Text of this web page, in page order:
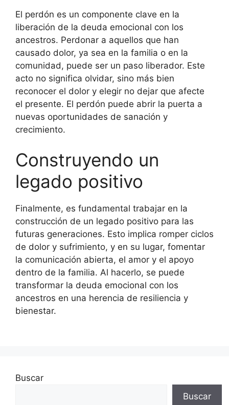
El perdón es un componente clave en la
liberación de la deuda emocional con los
ancestros. Perdonar a aquellos que han
causado dolor, ya sea en la familia o en la
comunidad, puede ser un paso liberador. Este
acto no significa olvidar, sino más bien
reconocer el dolor y elegir no dejar que afecte
el presente. El perdón puede abrir la puerta a
nuevas oportunidades de sanación y
crecimiento.
Construyendo un
legado positivo
Finalmente, es fundamental trabajar en la
construcción de un legado positivo para las
futuras generaciones. Esto implica romper ciclos
de dolor y sufrimiento, y en su lugar, fomentar
la comunicación abierta, el amor y el apoyo
dentro de la familia. Al hacerlo, se puede
transformar la deuda emocional con los
ancestros en una herencia de resiliencia y
bienestar.
Buscar
Buscar